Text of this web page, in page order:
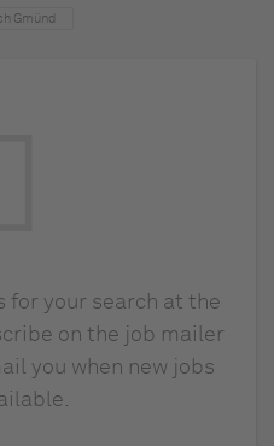
Gmünd
for your search at the
on the job mailer
you when new jobs